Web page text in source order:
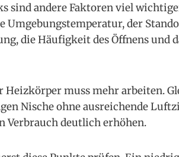
sind andere Faktoren viel
Umgebungstemperatur, der
die Häufigkeit des Öffnens und
Heizkörper muss mehr arbeiten.
Nische ohne ausreichende
Verbrauch deutlich erhöhen.